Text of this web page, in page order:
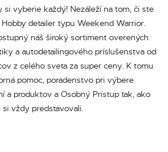
si vyberie každý! Nezáleží na tom, či ste
detailer typu Weekend Warrior.
náš široký sortiment overených
a autodetailingového príslušenstva od
z celého sveta za super ceny. K tomu
pomoc, poradenstvo pri výbere
a produktov a Osobný Prístup tak, ako
si vždy predstavovali.